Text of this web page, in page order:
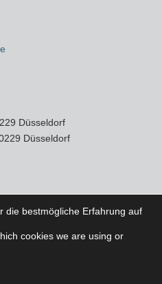
Düsseldorf
Düsseldorf
die bestmögliche Erfahrung auf
cookies we are using or